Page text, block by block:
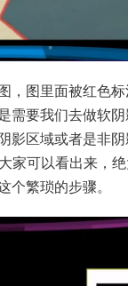
，图里面被红色
需要我们去做软阴
影区域或者是非
家可以看出来，
个繁琐的步骤。